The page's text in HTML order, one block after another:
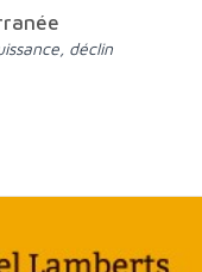
déclin